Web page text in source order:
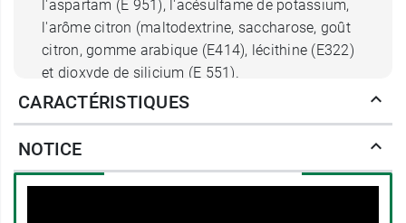
l'aspartam (E 951), l'acésulfame de potassium,
l'arôme citron (maltodextrine, saccharose, goût
citron, gomme arabique (E414), lécithine (E322)
et dioxyde de silicium (E 551).
Comment prendre le laxatif
Transipeg 2,95 g ?
CARACTÉRISTIQUES
NOTICE